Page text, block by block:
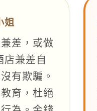
姐
差，或做
兼差自
有欺騙。
育，杜絕